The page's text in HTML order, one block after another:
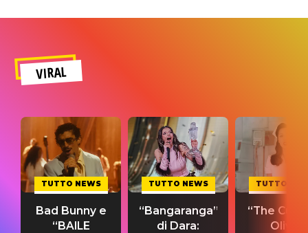
VIRAL
TUTTO NEWS
Bad Bunny e
“BAILE
TUTTO NEWS
“Bangaranga”
di Dara:
TUTTO
“The
Olivia